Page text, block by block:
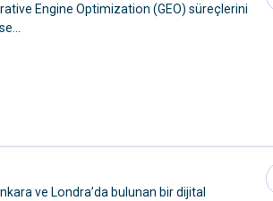
Engine Optimization (GEO) süreçlerini
ve Londra’da bulunan bir dijital